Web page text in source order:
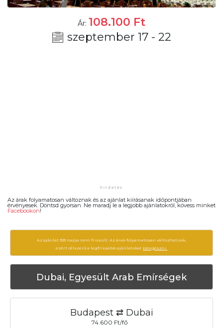
Ár: 108.100 Ft
szeptember 17 - 22
Az árak folyamatosan változnak és az ajánlat kiírásanak időpontjában
érvényesek. Döntsd gyorsan. Ne maradj le a legjobb ajánlatokról, kövess minket
Facebookon!
Az ajánlat 333 napja nem frissült. Az árak folyamatosan változhatnak,
ezért célszerű a legfrissebb ajánlatokat böngészni.
Dubai, Egyesült Arab Emírségek
Budapest ⇄ Dubai
74.600 Ft/fő